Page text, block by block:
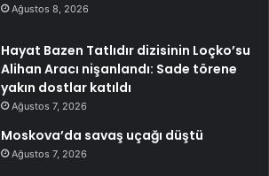
Ağustos 8, 2026
Hayat Bazen Tatlıdır dizisinin Loçko’su
Alihan Aracı nişanlandı: Sade törene
yakın dostlar katıldı
Ağustos 7, 2026
Moskova’da savaş uçağı düştü
Ağustos 7, 2026